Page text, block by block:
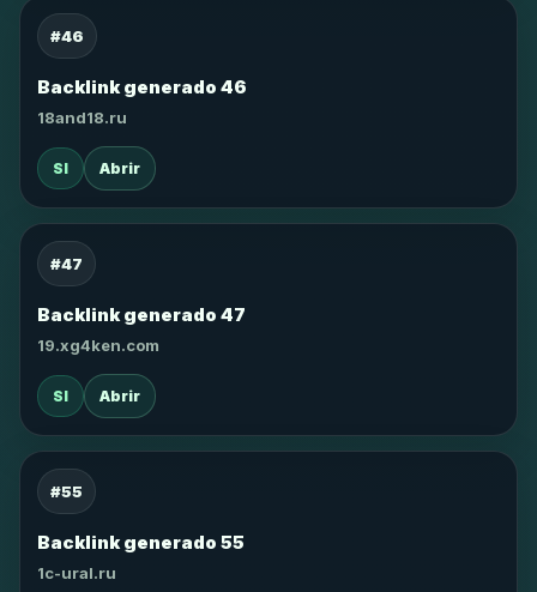
#46
Backlink generado 46
18and18.ru
SI Abrir
#47
Backlink generado 47
19.xg4ken.com
SI Abrir
#55
Backlink generado 55
1c-ural.ru